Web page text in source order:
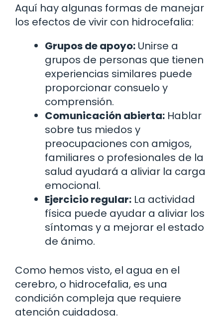
Aquí hay algunas formas de manejar
los efectos de vivir con hidrocefalia:
Grupos de apoyo: Unirse a
grupos de personas que tienen
experiencias similares puede
proporcionar consuelo y
comprensión.
Comunicación abierta: Hablar
sobre tus miedos y
preocupaciones con amigos,
familiares o profesionales de la
salud ayudará a aliviar la carga
emocional.
Ejercicio regular: La actividad
física puede ayudar a aliviar los
síntomas y a mejorar el estado
de ánimo.
Como hemos visto, el agua en el
cerebro, o hidrocefalia, es una
condición compleja que requiere
atención cuidadosa.